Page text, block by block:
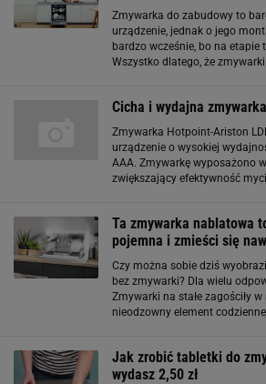
Zmywarka do zabudowy to
urządzenie, jednak o jego
bardzo wcześnie, bo na
Wszystko dlatego, że
Cicha i wydajna
Zmywarka Hotpoint-Ariston
urządzenie o wysokiej
AAA. Zmywarkę wyposażono
zwiększający efektywność
Ta zmywarka nablatowa
pojemna i zmieści się
Czy można sobie dziś
bez zmywarki? Dla wielu
Zmywarki na stałe zagościły
nieodzowny element
Jak zrobić tabletki do
wydasz 2,50 zł